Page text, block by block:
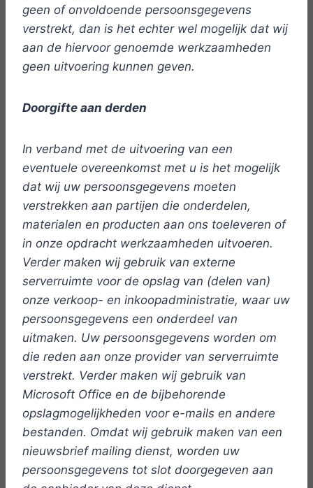
geen of onvoldoende persoonsgegevens
verstrekt, dan is het echter wel mogelijk dat wij
aan de hiervoor genoemde werkzaamheden
geen uitvoering kunnen geven.
Doorgifte aan derden
In verband met de uitvoering van een
eventuele overeenkomst met u is het mogelijk
dat wij uw persoonsgegevens moeten
verstrekken aan partijen die onderdelen,
materialen en producten aan ons toeleveren of
in onze opdracht werkzaamheden uitvoeren.
Verder maken wij gebruik van externe
serverruimte voor de opslag van (delen van)
onze verkoop- en inkoopadministratie, waar uw
persoonsgegevens een onderdeel van
uitmaken. Uw persoonsgegevens worden om
die reden aan onze provider van serverruimte
verstrekt. Verder maken wij gebruik van
Microsoft Office en de bijbehorende
opslagmogelijkheden voor e-mails en andere
bestanden. Omdat wij gebruik maken van een
nieuwsbrief mailing dienst, worden uw
persoonsgegevens tot slot doorgegeven aan